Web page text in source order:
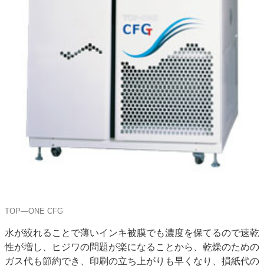
TOP―ONE CFG
水が絞れることで薄いインキ被膜でも濃度を保てるので速乾
性が増し、ヒジワの問題が楽になることから、乾燥のための
ガス代も節約でき、印刷の立ち上がりも早くなり、損紙代の